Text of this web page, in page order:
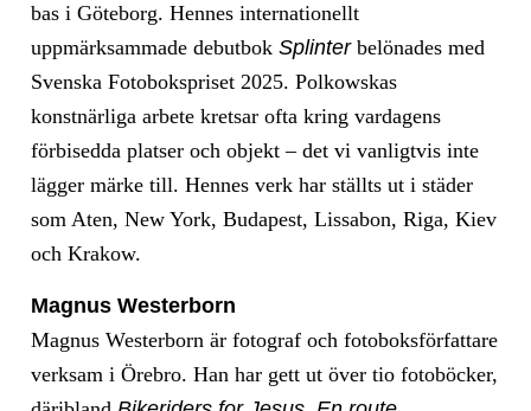
bas i Göteborg. Hennes internationellt
uppmärksammade debutbok Splinterbelönades med
Svenska Fotobokspriset 2025. Polkowskas
konstnärliga arbete kretsar ofta kring vardagens
förbisedda platser och objekt – det vi vanligtvis inte
lägger märke till. Hennes verk har ställts ut i städer
som Aten, New York, Budapest, Lissabon, Riga, Kiev
och Krakow.
Magnus Westerborn
Magnus Westerborn är fotograf och fotoboksförfattare
verksam i Örebro. Han har gett ut över tio fotoböcker,